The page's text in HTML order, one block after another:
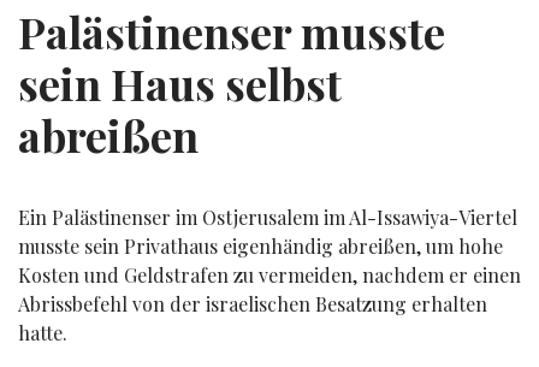
Palästinenser musste
sein Haus selbst
abreißen
Ein Palästinenser im Ostjerusalem im Al-Issawiya-Viertel
musste sein Privathaus eigenhändig abreißen, um hohe
Kosten und Geldstrafen zu vermeiden, nachdem er einen
Abrissbefehl von der israelischen Besatzung erhalten
hatte.